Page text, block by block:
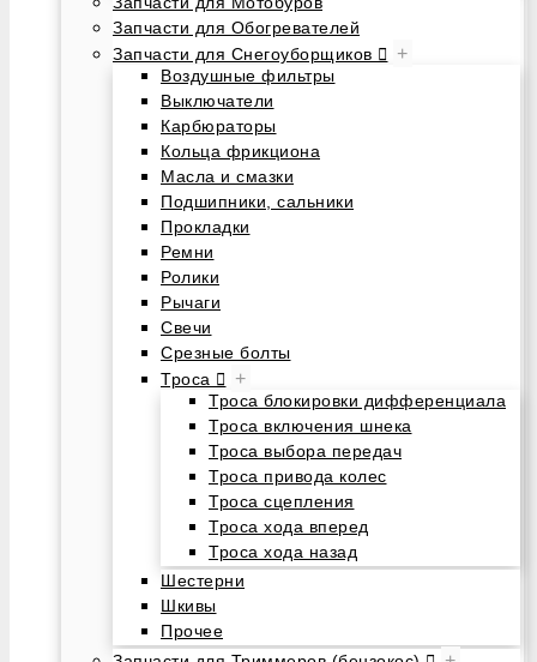
Запчасти для Обогревателей
Запчасти для Снегоуборщиков
+
Воздушные фильтры
Выключатели
Карбюраторы
Кольца фрикциона
Масла и смазки
Подшипники, сальники
Прокладки
Ремни
Ролики
Рычаги
Свечи
Срезные болты
Троса
+
Троса блокировки дифференциала
Троса включения шнека
Троса выбора передач
Троса привода колес
Троса сцепления
Троса хода вперед
Троса хода назад
Шестерни
Шкивы
Прочее